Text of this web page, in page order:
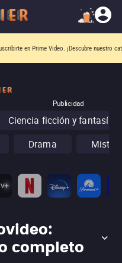
en Prime Video. ¡Descubre nuestro
Publicidad
Ciencia ficción y fantasía
Drama
completo